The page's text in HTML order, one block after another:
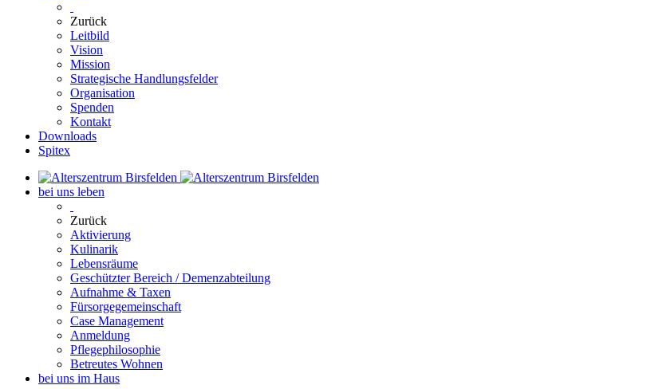
Zurück
Leitbild
Vision
Mission
Strategische Handlungsfelder
Organisation
Spenden
Kontakt
Downloads
Spitex
bei uns leben
Zurück
Aktivierung
Kulinarik
Lebensräume
Geschützter Bereich / Demenzabteilung
Aufnahme & Taxen
Fürsorgegemeinschaft
Case Management
Anmeldung
Pflegephilosophie
Betreutes Wohnen
bei uns im Haus